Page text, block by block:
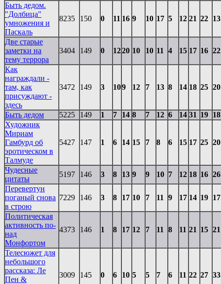
Быть дедом.
"Долбица"
умножения и
Паскаль
8235 150 0 11 16 9 10 17 5 12 21 22 13
Две старые
заметки на
тему террора
3404 149 0 1220 10 10 11 4 15 17 16 22
Как
награждали -
там, как
присуждают -
здесь
3472 149 3 109 12 7 13 8 14 18 25 20
Быть дедом 5225 149 1 7 14 8 7 12 6 14 31 19 18
Художник
Мириам
Гамбурд об
эротическом в
Талмуде
5427 147 1 6 14 15 7 8 6 15 17 25 20
Чудесные
цитаты
5197 146 3 8 13 9 9 10 7 12 18 16 26
Перевертун
поганый снова
в строю
7229 146 3 8 17 10 7 11 9 17 14 19 17
Политическая
активность по-
над
Монфортом
4373 146 1 8 17 12 7 11 8 11 21 15 21
Телесюжет для
небольшого
рассказа: Ле
Пен &
3009 145 0 6 10 5 5 7 6 11 22 27 33